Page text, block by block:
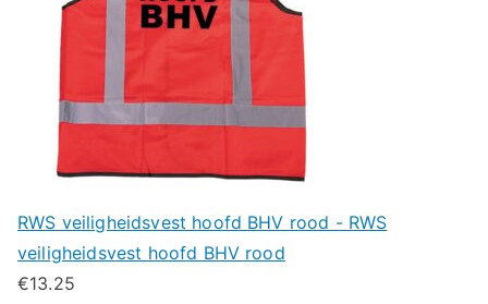
RWS veiligheidsvest hoofd BHV rood - RWS
veiligheidsvest hoofd BHV rood
€13.25